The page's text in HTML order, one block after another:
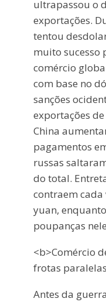
ultrapassou o
exportações.
tentou
muito sucesso
comércio
com base no
sanções
exportações
China
pagamentos
russas
do total.
contraem cada
yuan,
poupanças
<b>Comércio
frotas
Antes da